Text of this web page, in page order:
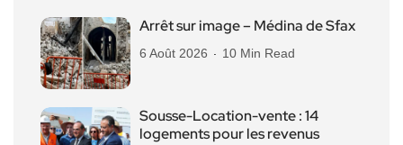
Arrêt sur image – Médina de Sfax
6 Août 2026 10 Min Read
Sousse-Location-vente : 14
logements pour les revenus